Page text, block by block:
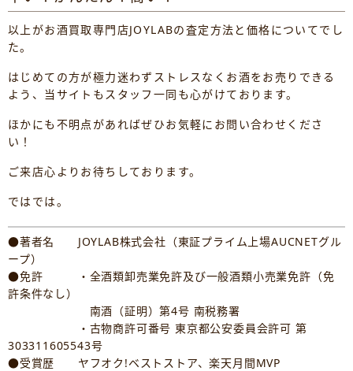
以上がお酒買取専門店JOYLABの査定方法と価格についてでし
た。
はじめての方が極力迷わずストレスなくお酒をお売りできる
よう、当サイトもスタッフ一同も心がけております。
ほかにも不明点があればぜひお気軽にお問い合わせくださ
い！
ご来店心よりお待ちしております。
ではでは。
●著者名 JOYLAB株式会社（東証プライム上場AUCNETグル
ープ）
●免許 ・全酒類卸売業免許及び一般酒類小売業免許（免
許条件なし）
南酒（証明）第4号 南税務署
・古物商許可番号 東京都公安委員会許可 第
303311605543号
●受賞歴 ヤフオク!ベストストア、楽天月間MVP